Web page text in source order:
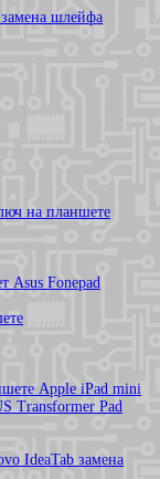
шлейфа
на планшете
Asus Fonepad
Apple iPad mini
Transformer Pad
IdeaTab замена